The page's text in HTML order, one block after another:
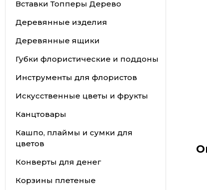
Вставки Топперы Дерево
Деревянные изделия
Деревянные ящики
Губки флористические и поддоны
Инструменты для флористов
Искусственные цветы и фрукты
Канцтовары
Кашпо, плаймы и сумки для
цветов
Конверты для денег
Корзины плетеные